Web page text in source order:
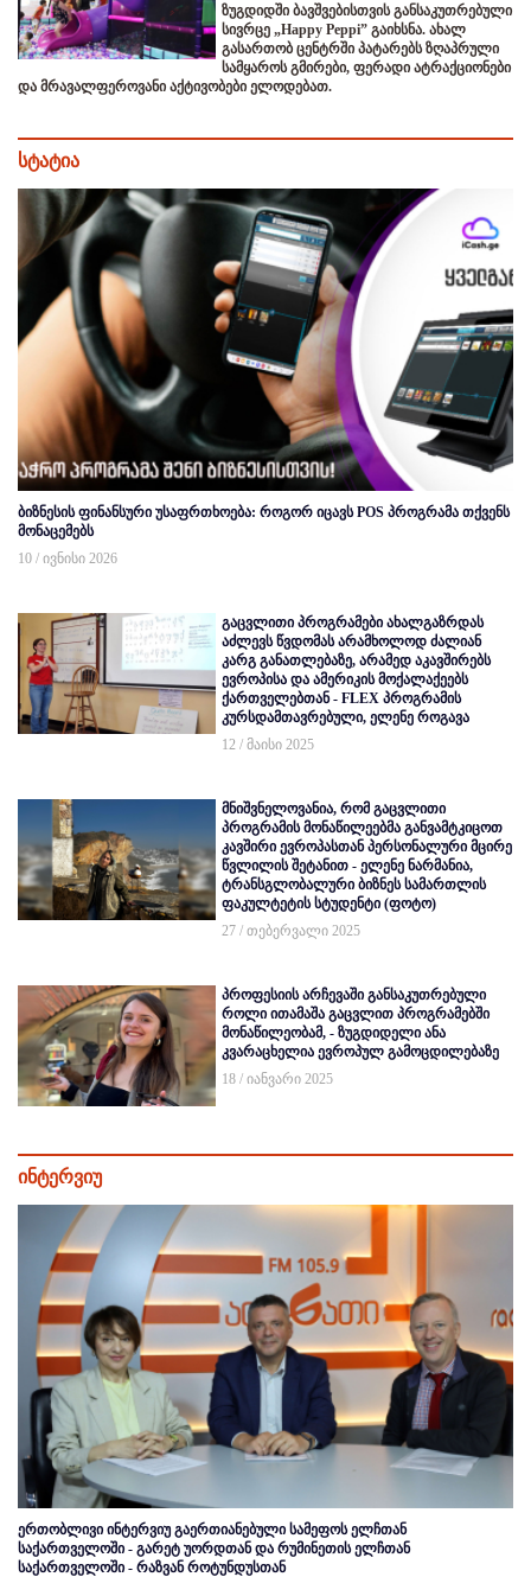
ზუგდიდში ბავშვებისთვის განსაკუთრებული
სივრცე „Happy Peppi” გაიხსნა. ახალ
გასართობ ცენტრში პატარებს ზღაპრული
სამყაროს გმირები, ფერადი ატრაქციონები
და მრავალფეროვანი აქტივობები ელოდებათ.
სტატია
ბიზნესის ფინანსური უსაფრთხოება: როგორ იცავს POS პროგრამა თქვენს
მონაცემებს
10 / ივნისი 2026
გაცვლითი პროგრამები ახალგაზრდას
აძლევს წვდომას არამხოლოდ ძალიან
კარგ განათლებაზე, არამედ აკავშირებს
ევროპისა და ამერიკის მოქალაქეებს
ქართველებთან - FLEX პროგრამის
კურსდამთავრებული, ელენე როგავა
12 / მაისი 2025
მნიშვნელოვანია, რომ გაცვლითი
პროგრამის მონაწილეებმა განვამტკიცოთ
კავშირი ევროპასთან პერსონალური მცირე
წვლილის შეტანით - ელენე ნარმანია,
ტრანსგლობალური ბიზნეს სამართლის
ფაკულტეტის სტუდენტი (ფოტო)
27 / თებერვალი 2025
პროფესიის არჩევაში განსაკუთრებული
როლი ითამაშა გაცვლით პროგრამებში
მონაწილეობამ, - ზუგდიდელი ანა
კვარაცხელია ევროპულ გამოცდილებაზე
18 / იანვარი 2025
ინტერვიუ
ერთობლივი ინტერვიუ გაერთიანებული სამეფოს ელჩთან
საქართველოში - გარეტ უორდთან და რუმინეთის ელჩთან
საქართველოში - რაზვან როტუნდუსთან